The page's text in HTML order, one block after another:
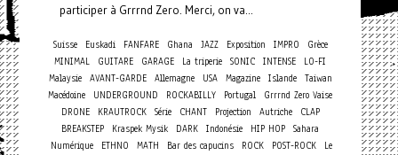
participer à Grrrnd Zero. Merci, on va...
Suisse Euskadi FANFARE Ghana JAZZ Exposition IMPRO
Grèce
MINIMAL
GUITARE GARAGE La triperie SONIC INTENSE
LO-FI
Malaysie
AVANT-GARDE Allemagne USA Magazine Islande
Taiwan
Macédoine
UNDERGROUND ROCKABILLY Portugal
Grrrnd Zero Vaise
DRONE
KRAUTROCK Série CHANT Projection Autriche
CLAP
BREAKSTEP
Kraspek Mysik DARK Indonésie HIP HOP Sahara
Numérique
ETHNO MATH Bar des capucins ROCK POST-ROCK
Le